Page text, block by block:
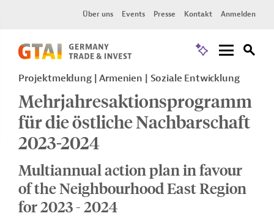
Über uns Events Presse Kontakt Anmelden
Projektmeldung Armenien Soziale Entwicklung
Mehrjahresaktionsprogramm
für die östliche Nachbarschaft
2023-2024
Multiannual action plan in favour
of the Neighbourhood East Region
for 2023 - 2024